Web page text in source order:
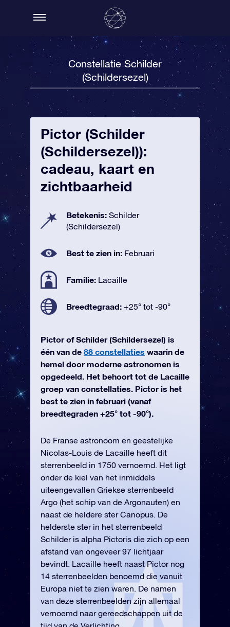
Constellatie Schilder
(Schildersezel)
Pictor (Schilder
(Schildersezel)):
cadeau, kaart en
zichtbaarheid
Betekenis: Schilder
(Schildersezel)
Best te zien in: Februari
Familie: Lacaille
Breedtegraad: +25° tot -90°
Pictor of Schilder (Schildersezel) is
één van de 88 constellaties waarin de
hemel door moderne astronomen is
opgedeeld. Het behoort tot de Lacaille
groep van constellaties. Pictor is het
best te zien in februari (vanaf
breedtegraden +25° tot -90°).
De Franse astronoom en geestelijke
Nicolas-Louis de Lacaille heeft dit
sterrenbeeld in 1750 vernoemd. Het ligt
onder de kiel van het inmiddels
uiteengevallen Griekse sterrenbeeld
Argo (het schip van de Argonauten) en
naast de heldere ster Canopus. De
helderste ster in het sterrenbeeld
Schilder is alpha Pictoris die zich op een
afstand van ongeveer 97 lichtjaar
bevindt. Lacaille heeft naast Pictor nog
14 sterrenbeelden benoemd die vanuit
Europa niet te zien waren. De namen
van deze sterrenbeelden zijn allemaal
vernoemd naar gereedschappen uit de